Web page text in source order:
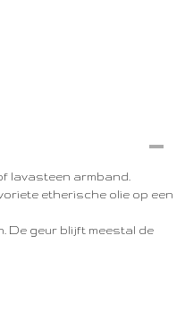
lavasteen armband.
etherische olie op een
De geur blijft meestal de